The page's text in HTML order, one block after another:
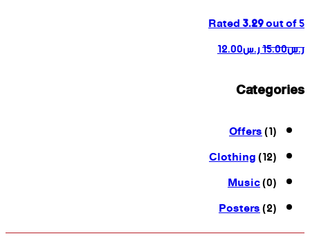
Rated3.29out of 5
ر.س15.00ر.س12.00
Categories
Offers(1)
Clothing(12)
Music(0)
Posters(2)